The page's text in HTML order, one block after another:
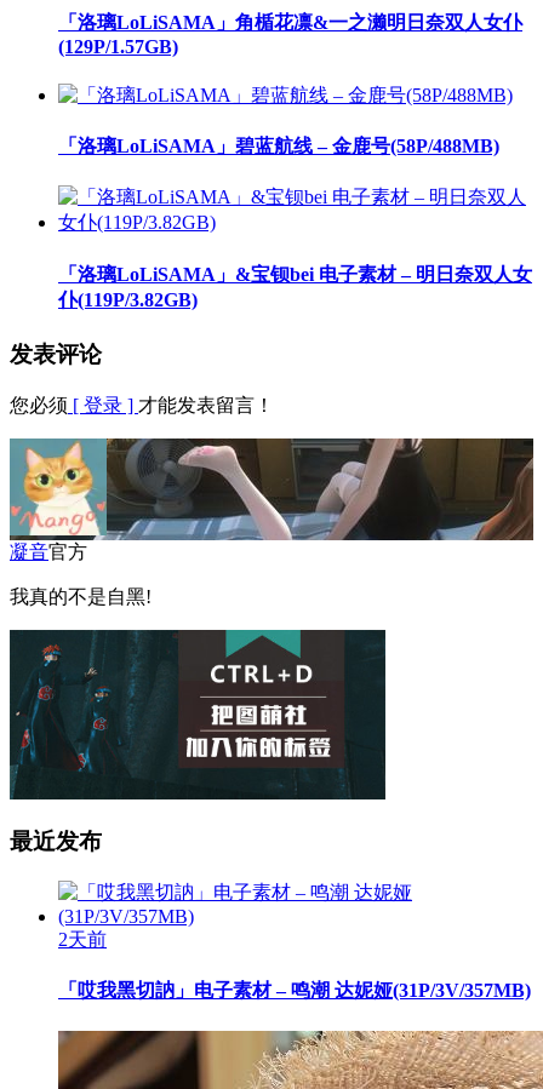
「洛璃LoLiSAMA」角楯花凛&一之濑明日奈双人女仆
(129P/1.57GB)
「洛璃LoLiSAMA」碧蓝航线 – 金鹿号(58P/488MB)
「洛璃LoLiSAMA」&宝钡bei 电子素材 – 明日奈双人女
仆(119P/3.82GB)
发表评论
您必须 [ 登录 ] 才能发表留言！
凝音官方
我真的不是自黑!
最近发布
2天前
「哎我黑切訥」电子素材 – 鸣潮 达妮娅(31P/3V/357MB)